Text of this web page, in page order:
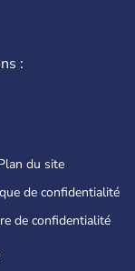
:
du site
de confidentialité
de confidentialité